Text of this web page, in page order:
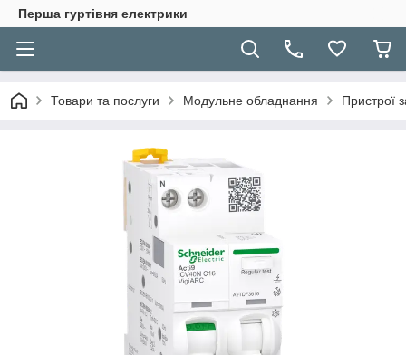
Перша гуртівня електрики
Товари та послуги Модульне обладнання Пристрої